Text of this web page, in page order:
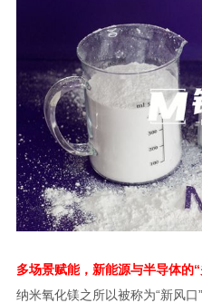
多场景赋能，新能源与半导体的
纳米氧化镁之所以被称为“新风